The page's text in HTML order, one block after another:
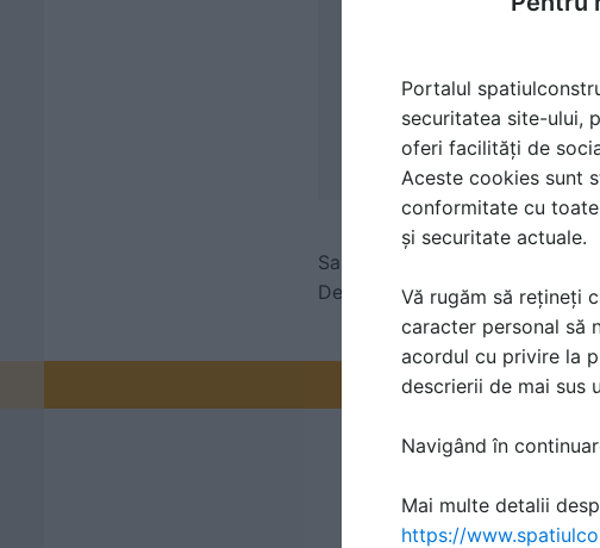
Sapun lichid pentru pardoseli,
Detergent pentru Piatra
Promovați-vă
Portalul
securitatea site-ului,
oferi facilități de
Aceste cookies sunt
conformitate cu
și securitate actuale.
Vă rugăm să rețineți
caracter personal să
acordul cu privire la
descrierii de mai sus
Navigând în
Mai multe detalii
https://